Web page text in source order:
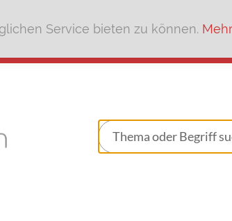
Service bieten zu können.